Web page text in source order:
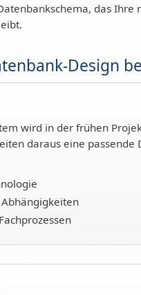
das
Design
wird in der frühen
daraus eine passende